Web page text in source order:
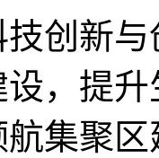
新与
，提
集聚